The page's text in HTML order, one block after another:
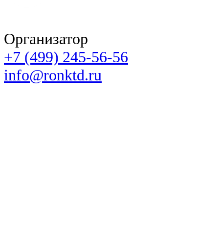
Организатор
+7 (499) 245-56-56
info@ronktd.ru